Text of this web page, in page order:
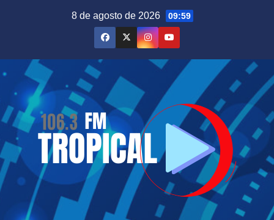
8 de agosto de 2026 09:59